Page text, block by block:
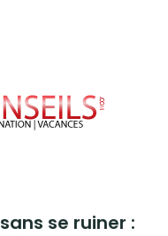
se ruiner :